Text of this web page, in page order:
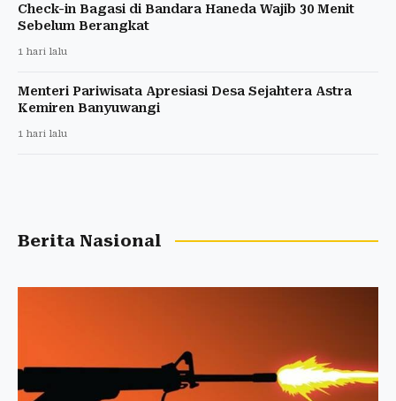
Check-in Bagasi di Bandara Haneda Wajib 30 Menit
Sebelum Berangkat
1 hari lalu
Menteri Pariwisata Apresiasi Desa Sejahtera Astra
Kemiren Banyuwangi
1 hari lalu
Berita Nasional